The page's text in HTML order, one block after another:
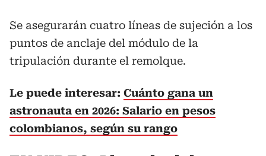
Se asegurarán cuatro líneas de sujeción a los
puntos de anclaje del módulo de la
tripulación durante el remolque.
Le puede interesar: Cuánto gana un
astronauta en 2026: Salario en pesos
colombianos, según su rango